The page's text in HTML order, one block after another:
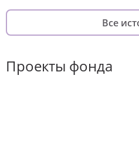
Все
Проекты фонда